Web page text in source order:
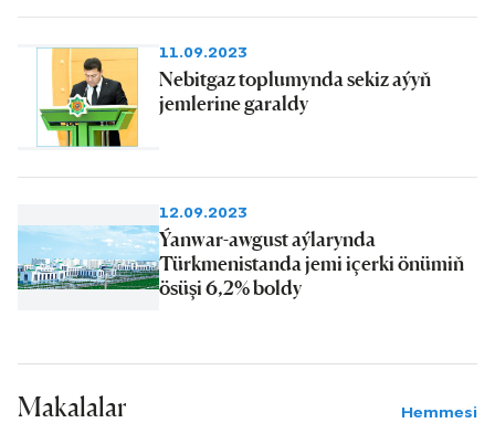
11.09.2023
Nebitgaz toplumynda sekiz aýyň
jemlerine garaldy
12.09.2023
Ýanwar-awgust aýlarynda
Türkmenistanda jemi içerki önümiň
ösüşi 6,2% boldy
Makalalar Hemmesi